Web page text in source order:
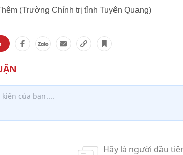
(Trường Chính trị tỉnh Tuyên Quang)